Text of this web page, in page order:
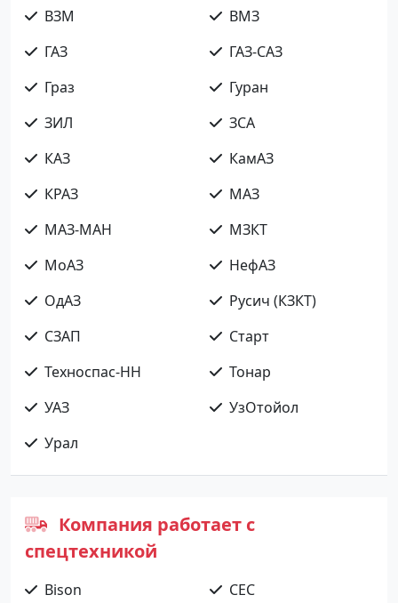
ВЗМ
ВМЗ
ГАЗ
ГАЗ-САЗ
Граз
Гуран
ЗИЛ
ЗСА
КАЗ
КамАЗ
КРАЗ
МАЗ
МАЗ-МАН
МЗКТ
МоАЗ
НефАЗ
ОдАЗ
Русич (КЗКТ)
СЗАП
Старт
Техноспас-НН
Тонар
УАЗ
УзОтойол
Урал
Компания работает с
спецтехникой
Bison
CEC